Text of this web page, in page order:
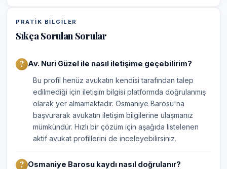
PRATIK BILGILER
Sıkça Sorulan Sorular
Av. Nuri Güzel ile nasıl iletişime geçebilirim?
Bu profil henüz avukatın kendisi tarafından talep
edilmediği için iletişim bilgisi platformda doğrulanmış
olarak yer almamaktadır. Osmaniye Barosu'na
başvurarak avukatın iletişim bilgilerine ulaşmanız
mümkündür. Hızlı bir çözüm için aşağıda listelenen
aktif avukat profillerini de inceleyebilirsiniz.
Osmaniye Barosu kaydı nasıl doğrulanır?